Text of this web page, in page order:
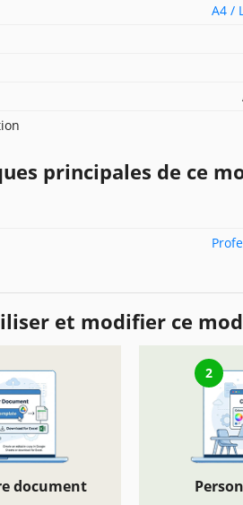
A4 /
principales de ce
et modifier ce
document
2